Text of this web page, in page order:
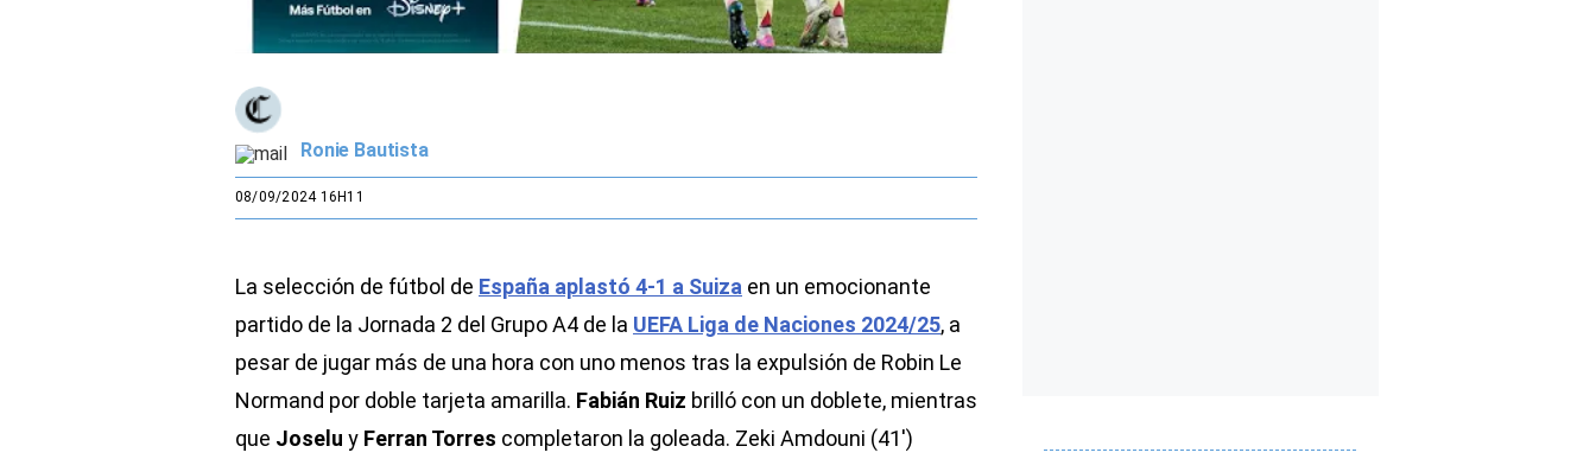
Ronie Bautista
08/09/2024 16H11
La selección de fútbol de España aplastó 4-1 a Suiza en un emocionante
partido de la Jornada 2 del Grupo A4 de la UEFA Liga de Naciones 2024/25, a
pesar de jugar más de una hora con uno menos tras la expulsión de Robin Le
Normand por doble tarjeta amarilla. Fabián Ruiz brilló con un doblete, mientras
que Joselu y Ferran Torres completaron la goleada. Zeki Amdouni (41′)